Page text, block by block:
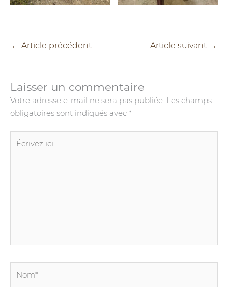
← Article précédent Article suivant →
Laisser un commentaire
Votre adresse e-mail ne sera pas publiée. Les champs
obligatoires sont indiqués avec *
ici…